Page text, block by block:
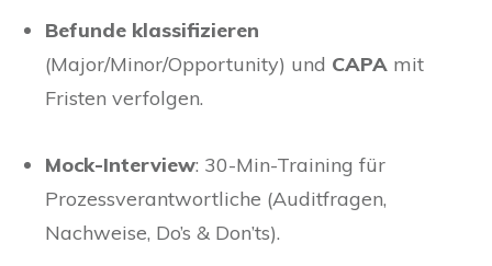
Befunde klassifizieren
(Major/Minor/Opportunity) und
Mock-Interview: 30-Min-Training für
Prozessverantwortliche (Auditfragen,